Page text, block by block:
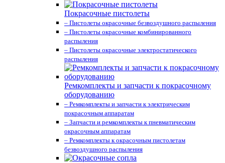
Покрасочные пистолеты
– Пистолеты окрасочные безвоздушного распыления
– Пистолеты окрасочные комбинированного
распыления
– Пистолеты окрасочные электростатического
распыления
Ремкомплекты и запчасти к покрасочному
оборудованию
– Ремкомплекты и запчасти к электрическим
покрасочным аппаратам
– Запчасти и ремкомплекты к пневматическим
окрасочным аппаратам
– Ремкомплекты к окрасочным пистолетам
безвоздушного распыления